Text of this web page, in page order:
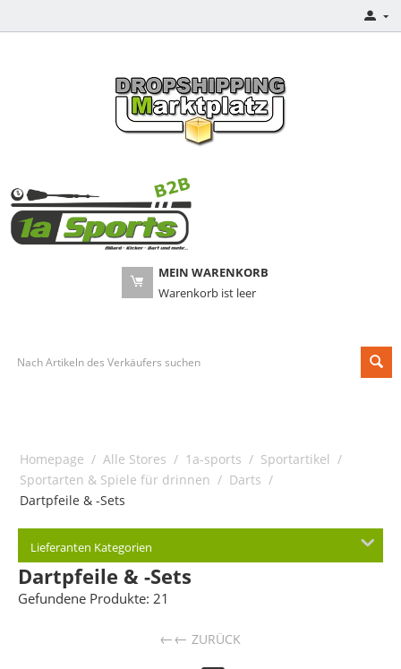
MEIN WARENKORB
Warenkorb ist leer
Homepage / Alle Stores / 1a-sports / Sportartikel /
Sportarten & Spiele für drinnen / Darts /
Dartpfeile & -Sets
Lieferanten Kategorien
Dartpfeile & -Sets
Gefundene Produkte: 21
← ZURÜCK